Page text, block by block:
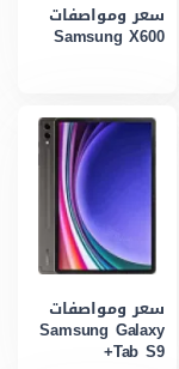
سعر ومواصفات
Samsung X600
سعر ومواصفات
Samsung Galaxy
Tab S9+